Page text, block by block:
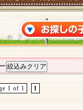
1 of 1 1